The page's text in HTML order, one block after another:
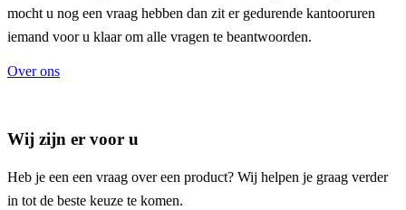
mocht u nog een vraag hebben dan zit er gedurende kantooruren
iemand voor u klaar om alle vragen te beantwoorden.
Over ons
Wij zijn er voor u
Heb je een een vraag over een product? Wij helpen je graag verder
in tot de beste keuze te komen.